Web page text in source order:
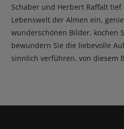
Schaber und Herbert Raffalt
Lebenswelt der Almen ein,
wunderschönen Bilder, kochen
bewundern Sie die liebevolle
sinnlich verführen, von diesem